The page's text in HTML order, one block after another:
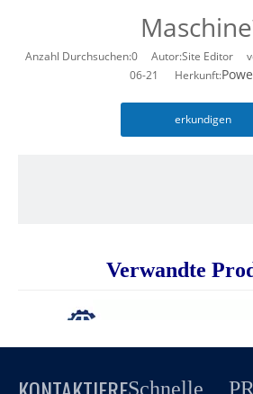
Anzahl Durchsuchen:0 Autor:Site Editor
06-21 Herkunft:
erkundigen
Verwandte
Schnelle